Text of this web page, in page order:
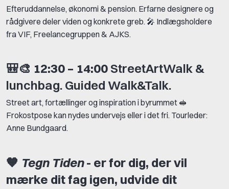
Efteruddannelse, økonomi & pension. Erfarne designere og
rådgivere deler viden og konkrete greb. 🎤 Indlægsholdere
fra VIF, Freelancegruppen & AJKS.
🎒🎨 12:30 – 14:00StreetArtWalk &
lunchbag. Guided Walk&Talk.
Street art, fortællinger og inspiration i byrummet 🥪
Frokostpose kan nydes undervejs eller i det fri. Tourleder:
Anne Bundgaard.
🧡 Tegn Tiden- er for dig, der vil
mærke dit fag igen, udvide dit